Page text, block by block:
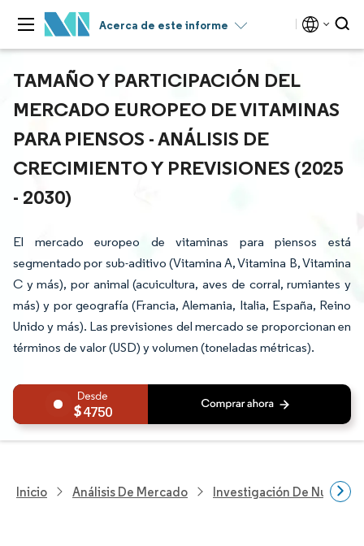
Acerca de este informe
TAMAÑO Y PARTICIPACIÓN DEL
MERCADO EUROPEO DE VITAMINAS
PARA PIENSOS - ANÁLISIS DE
CRECIMIENTO Y PREVISIONES (2025
- 2030)
El mercado europeo de vitaminas para piensos está
segmentado por sub-aditivo (Vitamina A, Vitamina B, Vitamina
C y más), por animal (acuicultura, aves de corral, rumiantes y
más) y por geografía (Francia, Alemania, Italia, España, Reino
Unido y más). Las previsiones del mercado se proporcionan en
términos de valor (USD) y volumen (toneladas métricas).
4750
Inicio Análisis De Mercado Investigación De